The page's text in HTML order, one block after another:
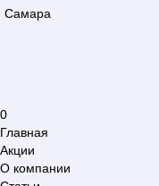
Самара
0
Главная
Акции
О компании